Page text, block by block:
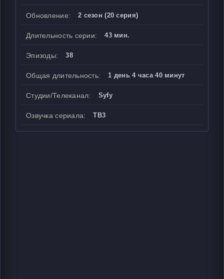
Обновление: 2 сезон (20 серия)
Длительность серии: 43 мин.
Эпизоды: 38
Общая длительность: 1 день 4 часа 40 минут
Студии/Телеканал: Syfy
Озвучка сериала: ТВ3